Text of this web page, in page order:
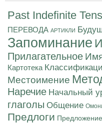
Past Indefinite
ПЕРЕВОДА АРТИКЛИ
Запоминание
Прилагательное
Картотека
Местоимение
Наречие Начальный
глаголы Общение
Предлоги Предложение